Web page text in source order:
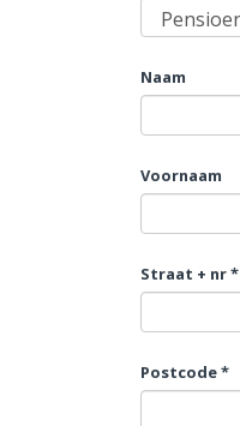
Naam
Voornaam
Straat + nr *
Postcode *